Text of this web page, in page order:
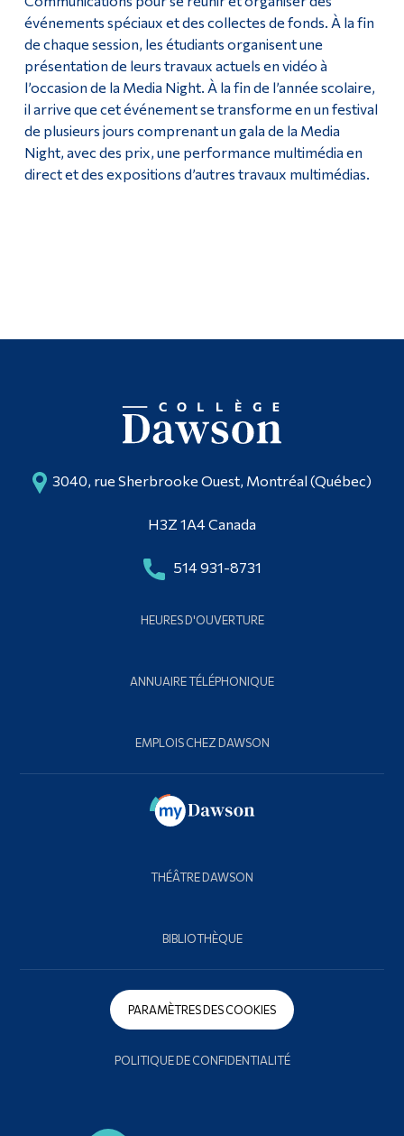
événements spéciaux et des collectes de fonds. À la fin
de chaque session, les étudiants organisent une
présentation de leurs travaux actuels en vidéo à
l’occasion de la Media Night. À la fin de l’année scolaire,
il arrive que cet événement se transforme en un festival
de plusieurs jours comprenant un gala de la Media
Night, avec des prix, une performance multimédia en
direct et des expositions d’autres travaux multimédias.
3040, rue Sherbrooke Ouest, Montréal (Québec)
H3Z 1A4 Canada
514 931-8731
HEURES D'OUVERTURE
ANNUAIRE TÉLÉPHONIQUE
EMPLOIS CHEZ DAWSON
THÉÂTRE DAWSON
BIBLIOTHÈQUE
PARAMÈTRES DES COOKIES
POLITIQUE DE CONFIDENTIALITÉ